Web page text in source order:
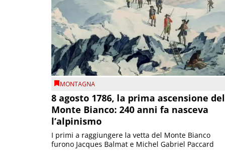
MONTAGNA
8 agosto 1786, la prima ascensione del
Monte Bianco: 240 anni fa nasceva
l’alpinismo
I primi a raggiungere la vetta del Monte Bianco
furono Jacques Balmat e Michel Gabriel Paccard